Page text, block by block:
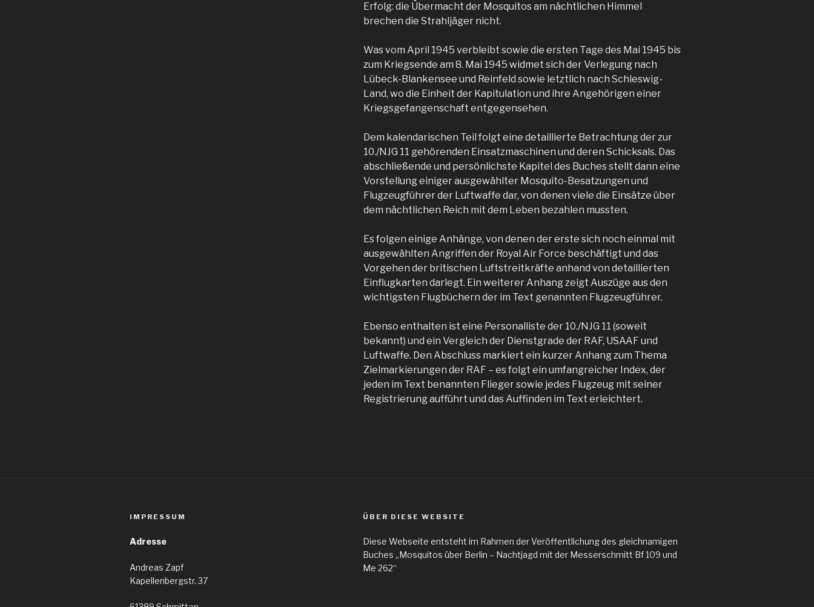
Erfolg: die Übermacht der Mosquitos am nächtlichen Himmel
brechen die Strahljäger nicht.
Was vom April 1945 verbleibt sowie die ersten Tage des Mai 1945 bis
zum Kriegsende am 8. Mai 1945 widmet sich der Verlegung nach
Lübeck-Blankensee und Reinfeld sowie letztlich nach Schleswig-
Land, wo die Einheit der Kapitulation und ihre Angehörigen einer
Kriegsgefangenschaft entgegensehen.
Dem kalendarischen Teil folgt eine detaillierte Betrachtung der zur
10./NJG 11 gehörenden Einsatzmaschinen und deren Schicksals. Das
abschließende und persönlichste Kapitel des Buches stellt dann eine
Vorstellung einiger ausgewählter Mosquito-Besatzungen und
Flugzeugführer der Luftwaffe dar, von denen viele die Einsätze über
dem nächtlichen Reich mit dem Leben bezahlen mussten.
Es folgen einige Anhänge, von denen der erste sich noch einmal mit
ausgewählten Angriffen der Royal Air Force beschäftigt und das
Vorgehen der britischen Luftstreitkräfte anhand von detaillierten
Einflugkarten darlegt. Ein weiterer Anhang zeigt Auszüge aus den
wichtigsten Flugbüchern der im Text genannten Flugzeugführer.
Ebenso enthalten ist eine Personalliste der 10./NJG 11 (soweit
bekannt) und ein Vergleich der Dienstgrade der RAF, USAAF und
Luftwaffe. Den Abschluss markiert ein kurzer Anhang zum Thema
Zielmarkierungen der RAF – es folgt ein umfangreicher Index, der
jeden im Text benannten Flieger sowie jedes Flugzeug mit seiner
Registrierung aufführt und das Auffinden im Text erleichtert.
IMPRESSUM
Adresse
Andreas Zapf
Kapellenbergstr. 37
ÜBER DIESE WEBSITE
Diese Webseite entsteht im Rahmen der Veröffentlichung des gleichnamigen
Buches „Mosquitos über Berlin – Nachtjagd mit der Messerschmitt Bf 109 und
Me 262“